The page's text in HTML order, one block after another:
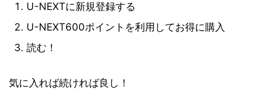
U-NEXTに新規登録する
U-NEXT600ポイントを利用してお得に購入
読む！
気に入れば続ければ良し！